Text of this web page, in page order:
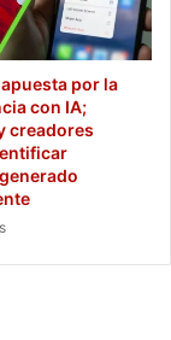
por la
con IA;
creadores